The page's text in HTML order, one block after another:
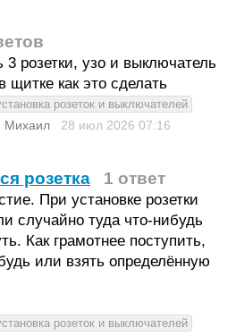
розетки, узо и выключатель
щитке как это сделать
розеток и выключателей
Михаил 28 июл 2026 07:16
розетка 1 ответ
При установке розетки
случайно туда что-нибудь
Как грамотнее поступить,
или взять определённую
розеток и выключателей